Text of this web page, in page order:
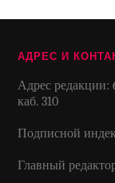
АДРЕС И
Адрес редакции:
каб. 310
Подписной
Главный